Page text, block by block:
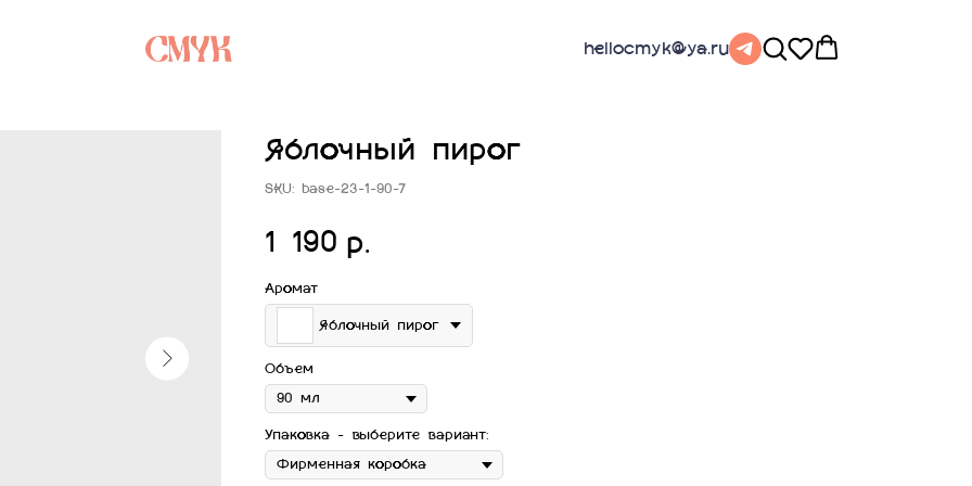
hellocmyk@ya.ru
Яблочный пирог
SKU: base-23-1-90-7
1 190 р.
Аромат
Яблочный пирог
Объем
Упаковка - выберите вариант: